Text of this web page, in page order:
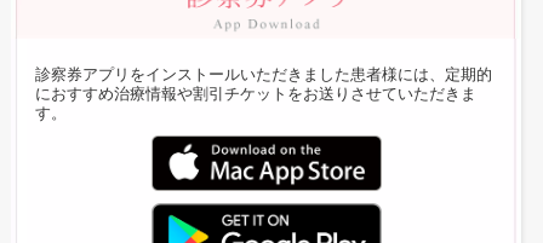
診察券アプリをインストールいただきました患者様には、定期的
におすすめ治療情報や割引チケットをお送りさせていただきま
す。